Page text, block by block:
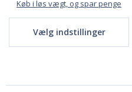
Køb i løs vægt, og spar penge
Vælg indstillinger